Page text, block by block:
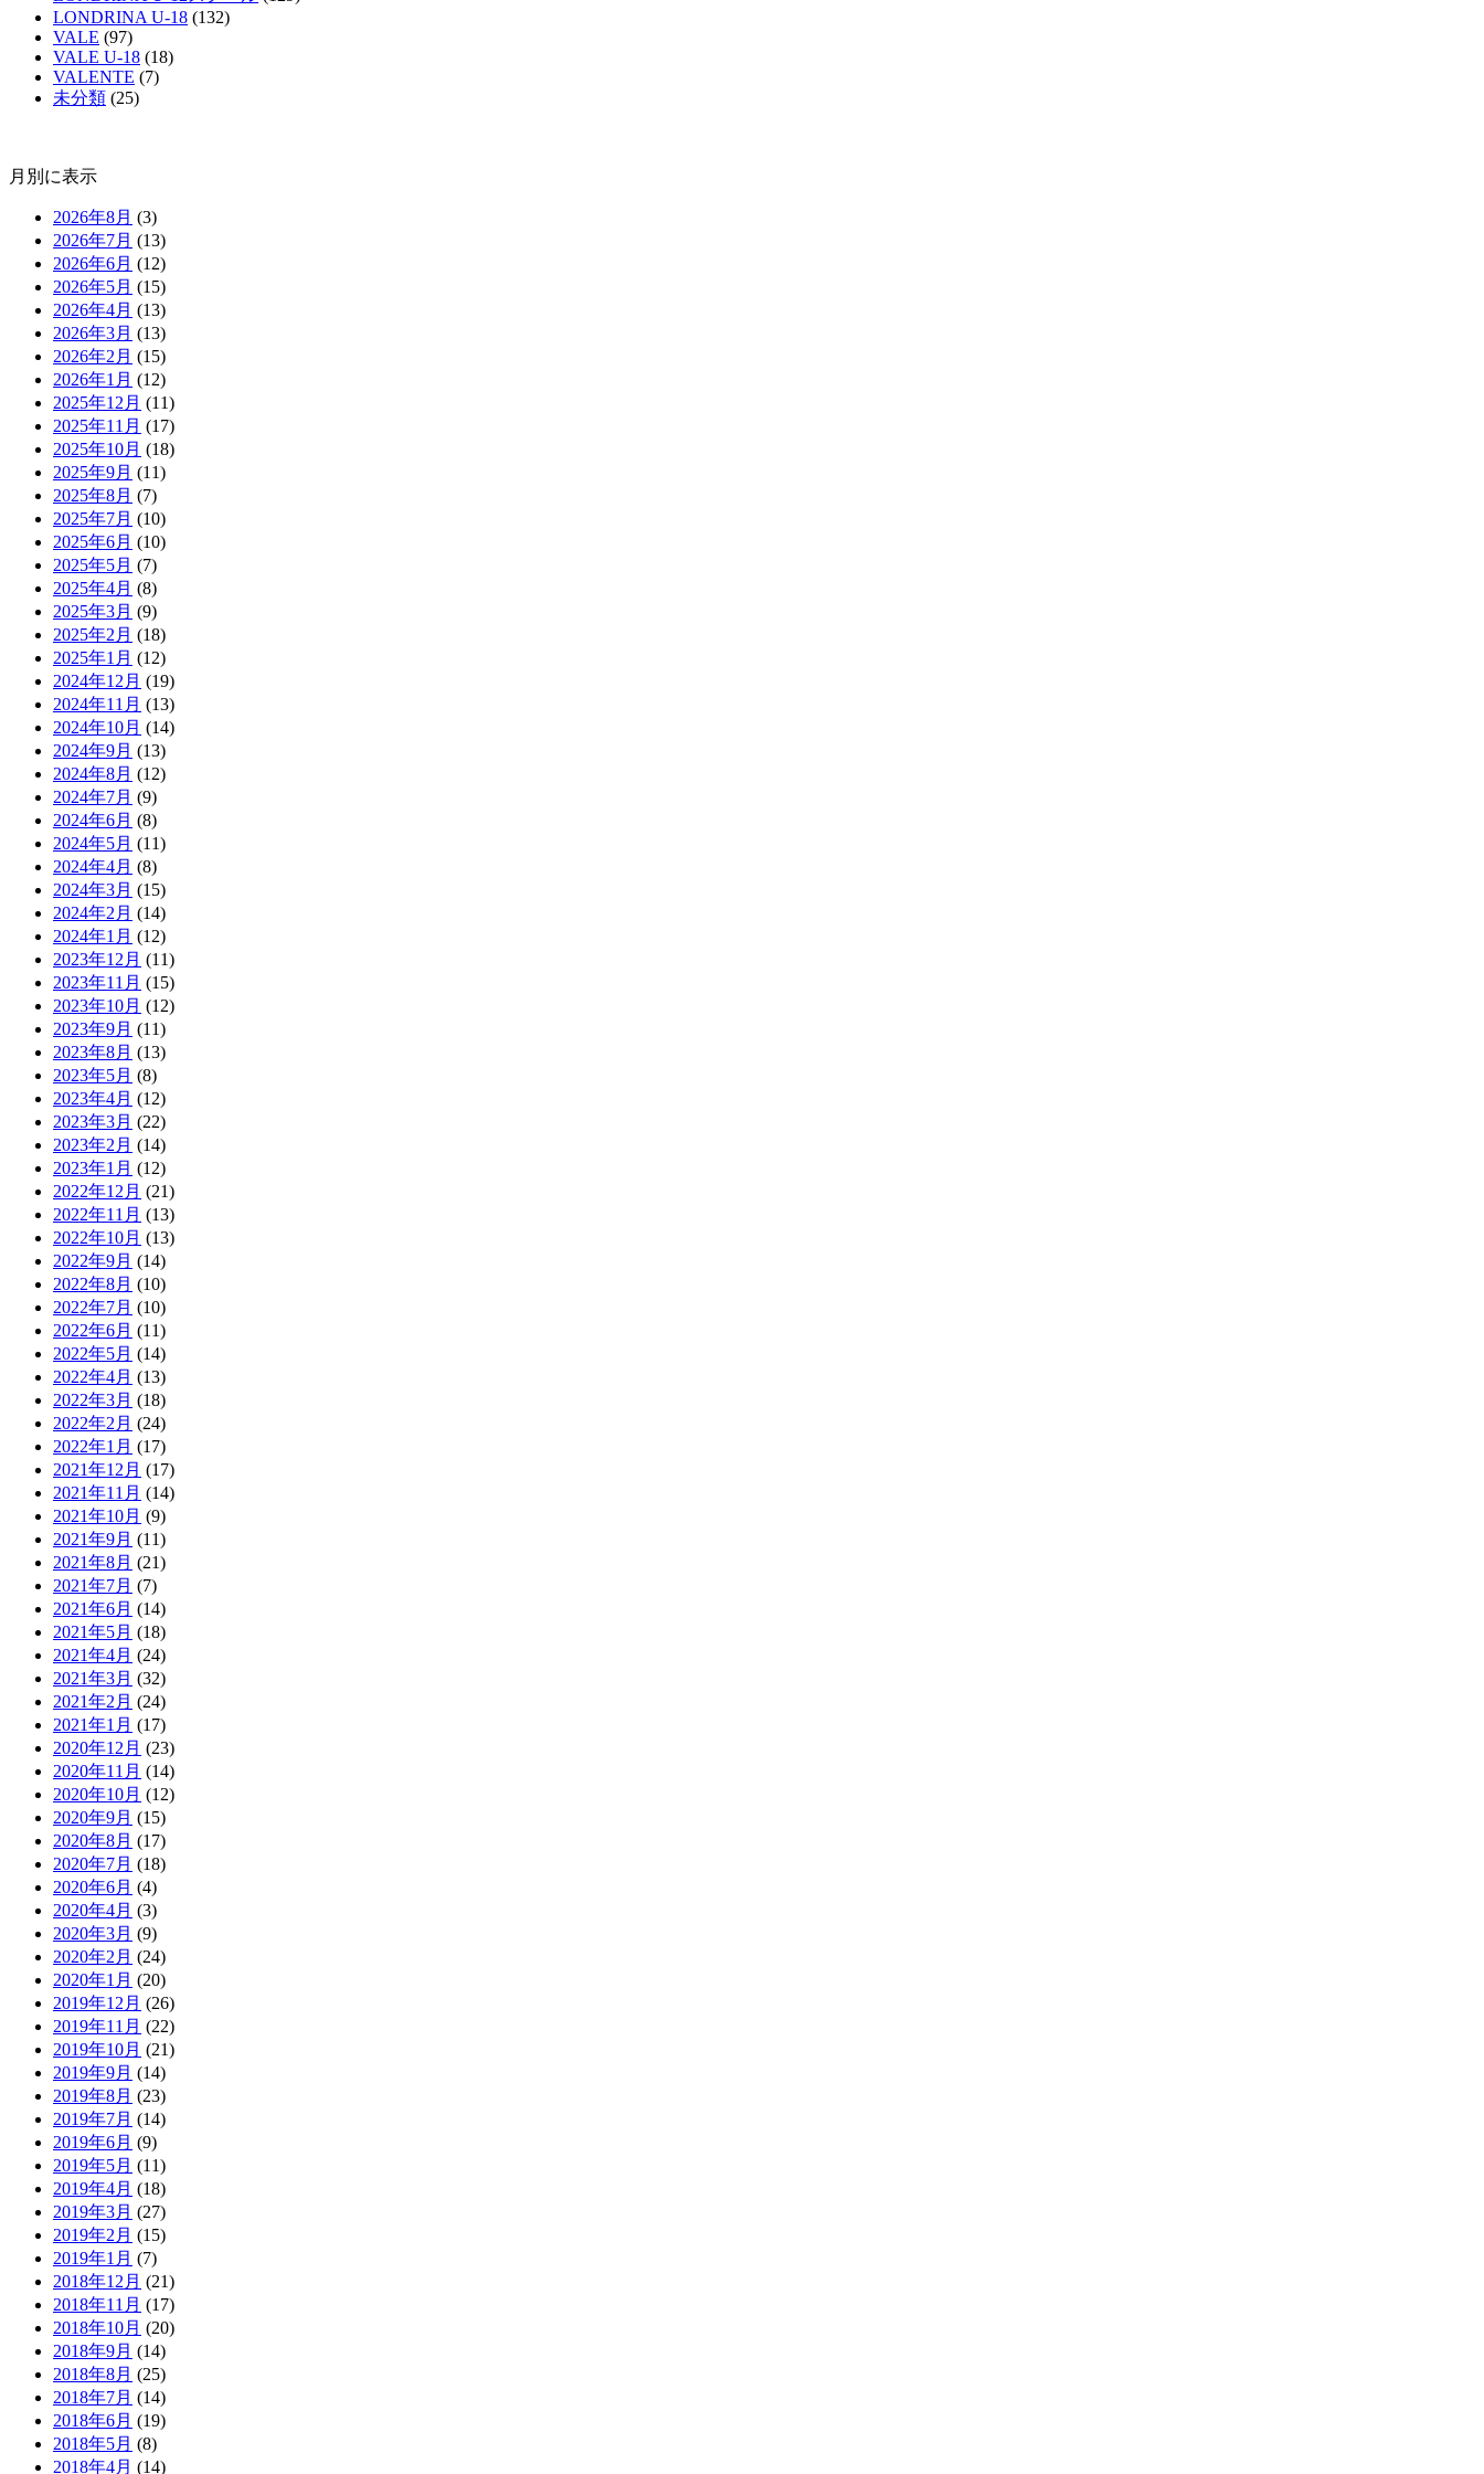
LONDRINA U-18 (132)
VALE (97)
VALE U-18 (18)
VALENTE (7)
未分類 (25)
月別に表示
2026年8月 (3)
2026年7月 (13)
2026年6月 (12)
2026年5月 (15)
2026年4月 (13)
2026年3月 (13)
2026年2月 (15)
2026年1月 (12)
2025年12月 (11)
2025年11月 (17)
2025年10月 (18)
2025年9月 (11)
2025年8月 (7)
2025年7月 (10)
2025年6月 (10)
2025年5月 (7)
2025年4月 (8)
2025年3月 (9)
2025年2月 (18)
2025年1月 (12)
2024年12月 (19)
2024年11月 (13)
2024年10月 (14)
2024年9月 (13)
2024年8月 (12)
2024年7月 (9)
2024年6月 (8)
2024年5月 (11)
2024年4月 (8)
2024年3月 (15)
2024年2月 (14)
2024年1月 (12)
2023年12月 (11)
2023年11月 (15)
2023年10月 (12)
2023年9月 (11)
2023年8月 (13)
2023年5月 (8)
2023年4月 (12)
2023年3月 (22)
2023年2月 (14)
2023年1月 (12)
2022年12月 (21)
2022年11月 (13)
2022年10月 (13)
2022年9月 (14)
2022年8月 (10)
2022年7月 (10)
2022年6月 (11)
2022年5月 (14)
2022年4月 (13)
2022年3月 (18)
2022年2月 (24)
2022年1月 (17)
2021年12月 (17)
2021年11月 (14)
2021年10月 (9)
2021年9月 (11)
2021年8月 (21)
2021年7月 (7)
2021年6月 (14)
2021年5月 (18)
2021年4月 (24)
2021年3月 (32)
2021年2月 (24)
2021年1月 (17)
2020年12月 (23)
2020年11月 (14)
2020年10月 (12)
2020年9月 (15)
2020年8月 (17)
2020年7月 (18)
2020年6月 (4)
2020年4月 (3)
2020年3月 (9)
2020年2月 (24)
2020年1月 (20)
2019年12月 (26)
2019年11月 (22)
2019年10月 (21)
2019年9月 (14)
2019年8月 (23)
2019年7月 (14)
2019年6月 (9)
2019年5月 (11)
2019年4月 (18)
2019年3月 (27)
2019年2月 (15)
2019年1月 (7)
2018年12月 (21)
2018年11月 (17)
2018年10月 (20)
2018年9月 (14)
2018年8月 (25)
2018年7月 (14)
2018年6月 (19)
2018年5月 (8)
2018年4月 (14)